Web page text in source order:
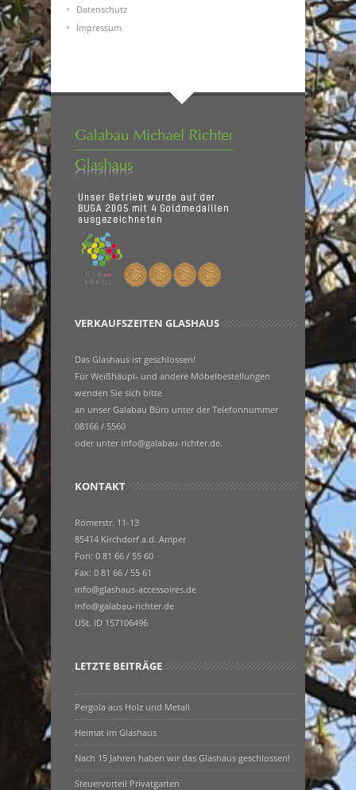
Datenschutz
Impressum
VERKAUFSZEITEN GLASHAUS
Das Glashaus ist geschlossen!
Für Weißhäupl- und andere Möbelbestellungen
wenden Sie sich bitte
an unser Galabau Büro unter der Telefonnummer
08166 / 5560
oder unter info@galabau-richter.de.
KONTAKT
Römerstr. 11-13
85414 Kirchdorf a.d. Amper
Fon: 0 81 66 / 55 60
Fax: 0 81 66 / 55 61
info@glashaus-accessoires.de
info@galabau-richter.de
USt. ID 157106496
LETZTE BEITRÄGE
Pergola aus Holz und Metall
Heimat im Glashaus
Nach 15 Jahren haben wir das Glashaus geschlossen!
Steuervorteil Privatgarten